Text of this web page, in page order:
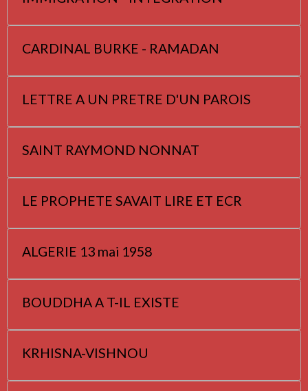
CARDINAL BURKE - RAMADAN
LETTRE A UN PRETRE D'UN PAROIS
SAINT RAYMOND NONNAT
LE PROPHETE SAVAIT LIRE ET ECR
ALGERIE 13 mai 1958
BOUDDHA A T-IL EXISTE
KRHISNA-VISHNOU